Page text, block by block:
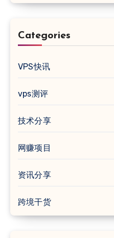
Categories
VPS快讯
vps测评
技术分享
网赚项目
资讯分享
跨境干货